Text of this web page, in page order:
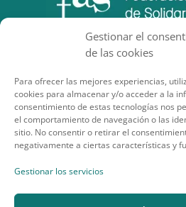
Gestionar el
de las cookies
Para ofrecer las mejores experiencias,
cookies para almacenar y/o acceder a la
consentimiento de estas tecnologías nos
el comportamiento de navegación o las
sitio. No consentir o retirar el
negativamente a ciertas características y
Gestionar los servicios
SECCIONES DE INTERÉS